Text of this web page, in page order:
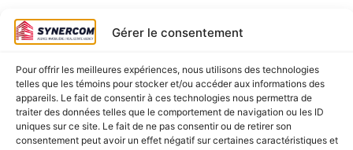
Gérer le consentement
Pour offrir les meilleures expériences, nous utilisons des technologies
telles que les témoins pour stocker et/ou accéder aux informations des
appareils. Le fait de consentir à ces technologies nous permettra de
traiter des données telles que le comportement de navigation ou les ID
uniques sur ce site. Le fait de ne pas consentir ou de retirer son
consentement peut avoir un effet négatif sur certaines caractéristiques et